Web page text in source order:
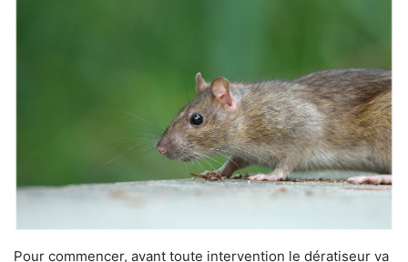
Pour commencer, avant toute intervention le dératiseur va